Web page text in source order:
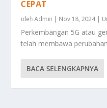
CEPAT
olehAdmin | Nov 18, 2024|
Perkembangan 5G atau
telah membawa
BACA SELENGKAPNYA